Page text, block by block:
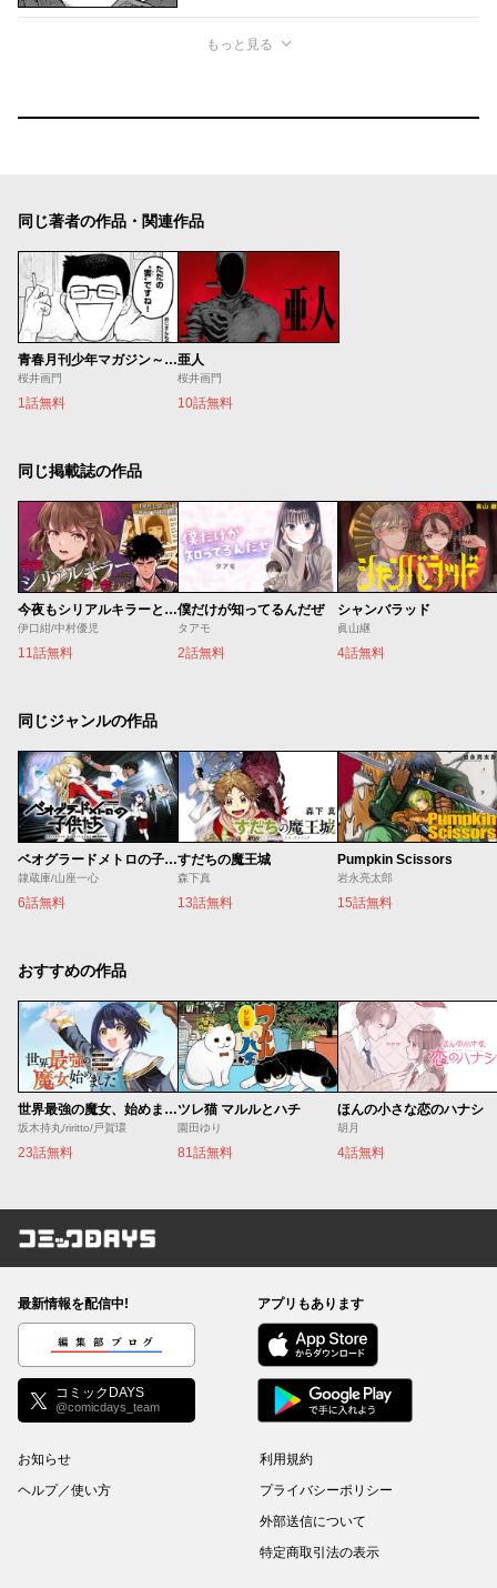
もっと見る
同じ著者の作品・関連作品
青春月刊少年マガジン～編集T田について～
桜井画門
1話無料
亜人
桜井画門
10話無料
同じ掲載誌の作品
今夜もシリアルキラーと待ち合わせ
伊口紺/中村優児
11話無料
僕だけが知ってるんだぜ
タアモ
2話無料
シャンバラッド
眞山継
4話無料
同じジャンルの作品
ベオグラードメトロの子供たち
隷蔵庫/山座一心
6話無料
すだちの魔王城
森下真
13話無料
Pumpkin Scissors
岩永亮太郎
15話無料
おすすめの作品
世界最強の魔女、始めました ～私だけ『攻略サイト』を見れる世界で自由に生きます～
坂木持丸/riritto/戸賀環
23話無料
ツレ猫 マルルとハチ
園田ゆり
81話無料
ほんの小さな恋のハナシ
胡月
4話無料
コミックDAYS
最新情報を配信中!
編集部ブログ
コミックDAYS
@comicdays_team
アプリもあります
お知らせ
ヘルプ／使い方
利用規約
プライバシーポリシー
外部送信について
特定商取引法の表示